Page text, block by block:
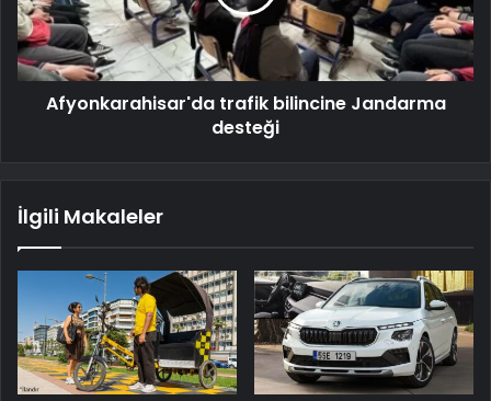
Afyonkarahisar'da trafik bilincine Jandarma
desteği
İlgili Makaleler